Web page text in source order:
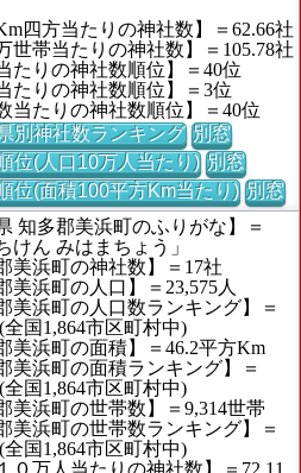
四方当たりの神社数】＝62.66社
世帯当たりの神社数】＝105.78社
たりの神社数順位】＝40位
たりの神社数順位】＝3位
当たりの神社数順位】＝40位
別神社数ランキング 別窓
位(人口10万人当たり) 別窓
位(面積100平方Km当たり) 別窓
知多郡美浜町のふりがな】＝
けん みはまちょう」
美浜町の神社数】＝17社
美浜町の人口】＝23,575人
美浜町の人口数ランキング】＝
全国1,864市区町村中)
美浜町の面積】＝46.2平方Km
美浜町の面積ランキング】＝
全国1,864市区町村中)
美浜町の世帯数】＝9,314世帯
美浜町の世帯数ランキング】＝
全国1,864市区町村中)
０万人当たりの神社数】＝72.11